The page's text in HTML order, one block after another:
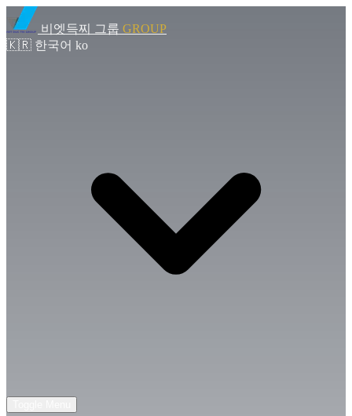
비엣득찌 그룹 GROUP
🇰🇷 한국어 ko